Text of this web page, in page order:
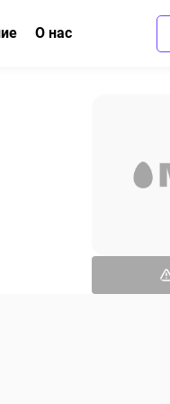
О нас